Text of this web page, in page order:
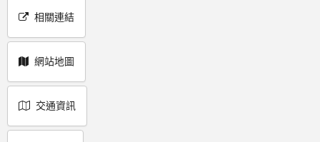
相關連結
網站地圖
交通資訊